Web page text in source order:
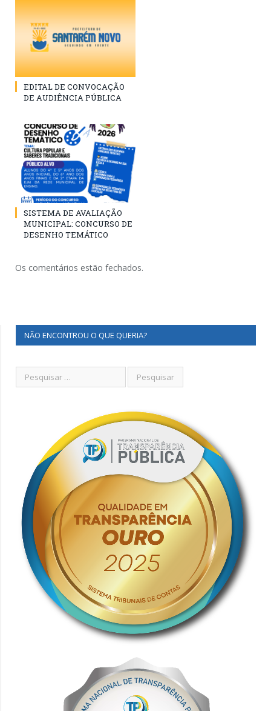
EDITAL DE CONVOCAÇÃO
DE AUDIÊNCIA PÚBLICA
SISTEMA DE AVALIAÇÃO
MUNICIPAL: CONCURSO DE
DESENHO TEMÁTICO
Os comentários estão fechados.
NÃO ENCONTROU O QUE QUERIA?